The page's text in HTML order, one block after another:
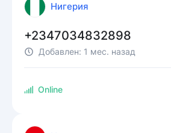
Нигерия
+2347034832898
Добавлен: 1 мес. назад
Online